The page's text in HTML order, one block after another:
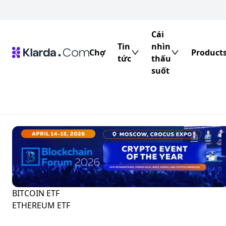
Chợ
Tin
tức
Cái
nhìn
thấu
suốt
BITCOIN ETF
ETHEREUM ETF